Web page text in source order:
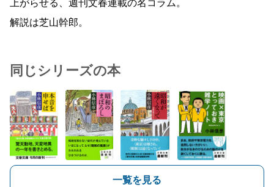
上がらせる、週刊文春連載の名コラム。
解説は芝山幹郎。
同じシリーズの本
一覧を見る